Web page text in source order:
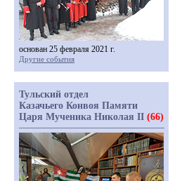
основан 25 февраля 2021 г.
Другие события
Тульский отдел
Казачьего Конвоя Памяти
Царя Мученика Николая II (66)